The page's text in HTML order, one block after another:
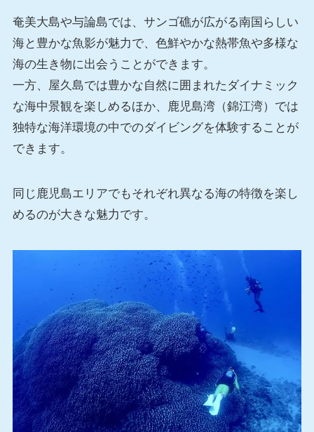
奄美大島や与論島では、サンゴ礁が広がる南国らしい
海と豊かな魚影が魅力で、色鮮やかな熱帯魚や多様な
海の生き物に出会うことができます。
一方、屋久島では豊かな自然に囲まれたダイナミック
な海中景観を楽しめるほか、鹿児島湾（錦江湾）では
独特な海洋環境の中でのダイビングを体験することが
できます。
同じ鹿児島エリアでもそれぞれ異なる海の特徴を楽し
めるのが大きな魅力です。